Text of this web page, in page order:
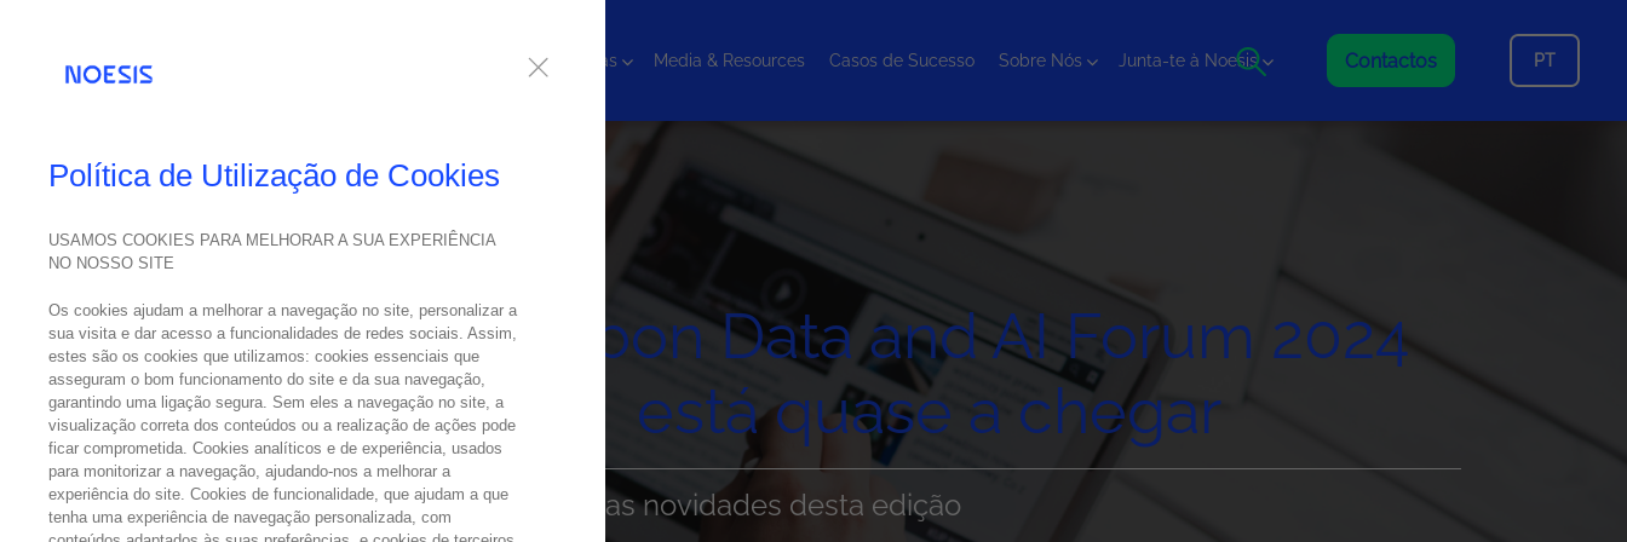
Tecnologias Media & Resources Casos de Sucesso Sobre Nós Junta-te à Noesis Contactos PT
2024
O Lisbon Data and AI Forum 2024
está quase a chegar
Veja aqui todas as novidades desta edição
Política de Utilização de Cookies
USAMOS COOKIES PARA MELHORAR A SUA EXPERIÊNCIA
NO NOSSO SITE
Os cookies ajudam a melhorar a navegação no site, personalizar a
sua visita e dar acesso a funcionalidades de redes sociais. Assim,
estes são os cookies que utilizamos: cookies essenciais que
asseguram o bom funcionamento do site e da sua navegação,
garantindo uma ligação segura. Sem eles a navegação no site, a
visualização correta dos conteúdos ou a realização de ações pode
ficar comprometida. Cookies analíticos e de experiência, usados
para monitorizar a navegação, ajudando-nos a melhorar a
experiência do site. Cookies de funcionalidade, que ajudam a que
tenha uma experiência de navegação personalizada, com